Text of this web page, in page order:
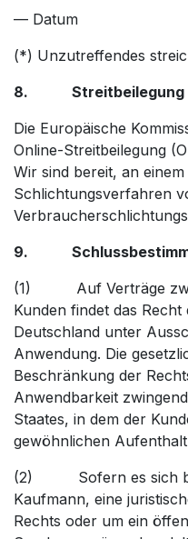
— Datum
(*) Unzutreffendes
8. Streitbeilegung
Die Europäische
Online-Streitbeilegung
Wir sind bereit, an
Schlichtungsverfahren
9.
(1) Auf Verträge
Kunden findet das
Deutschland unter
Anwendung. Die
Beschränkung der
Anwendbarkeit
Staates, in dem der
gewöhnlichen
(2) Sofern es sich
Kaufmann, eine
Rechts oder um ein